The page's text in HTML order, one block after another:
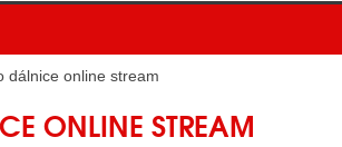
dálnice online stream
ONLINE STREAM